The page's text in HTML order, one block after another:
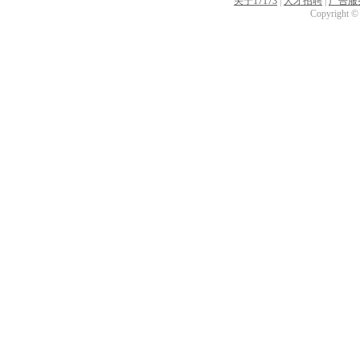
Copyright ©